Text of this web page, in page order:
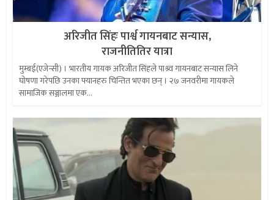
अरिजीत सिंहः पार्श्व गायनबाट सन्यास,
राजनीतितिर यात्रा
मुम्बई(एजेन्सी) । भारतीय गायक अरिजीत सिंहले पाश्र्व गायनबाट सन्यास लिने
घोषणा गरेपछि उनका फ्यानहरु चिन्तित भएका छन् । २७ जनवरीमा गायकले
सामाजिक सञ्जालमा एक...